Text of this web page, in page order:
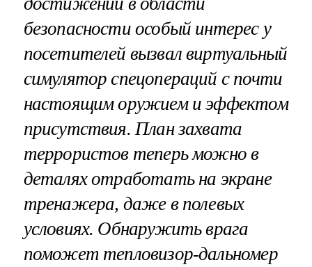
безопасности особый интерес у
посетителей вызвал виртуальный
симулятор спецопераций с почти
настоящим оружием и эффектом
присутствия. План захвата
террористов теперь можно в
деталях отработать на экране
тренажера, даже в полевых
условиях. Обнаружить врага
поможет тепловизор-дальномер